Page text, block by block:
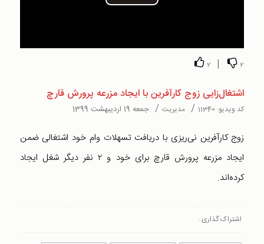
Play
2
|
2
اشتغال‌زایی زوج کارآفرین با ایجاد مزرعه پرورش قارچ
کد ویدیو: 11340
/ مدیریت/ جمعه 19 اردیبهشت 1399
زوج کارآفرین نی‌ریزی با دریافت تسهلات وام خود اشتغالی ضمن
ایجاد مزرعه پرورش قارچ برای خود و ۲ نفر دیگر شغل ایجاد
کرده‌اند.
اشتراک گذاری :